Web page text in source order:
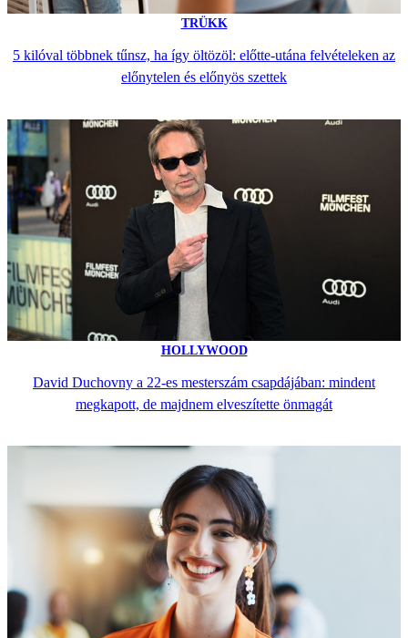
TRÜKK
5 kilóval többnek tűnsz, ha így öltözöl: előtte-utána felvételeken az
előnytelen és előnyös szettek
HOLLYWOOD
David Duchovny a 22-es mesterszám csapdájában: mindent
megkapott, de majdnem elveszítette önmagát